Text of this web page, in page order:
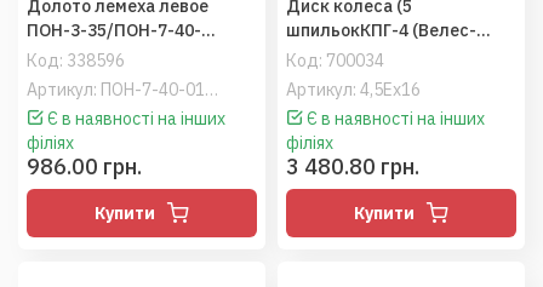
Код: 338596
Артикул: ПОН-7-40-01.462-01
Долото лемеха левое
ПОН-3-35/ПОН-7-40-
11.462-01 (ПОН-7/Lemken
3364151)
Є в наявності на інших
філіях
986.00 грн.
Купити
Код: 700034
Артикул: 4,5Ех16
Диск колеса (5
шпильокКПГ-4 (Велес-
Агро)
Є в наявності на інших
філіях
3 480.80 грн.
Купити